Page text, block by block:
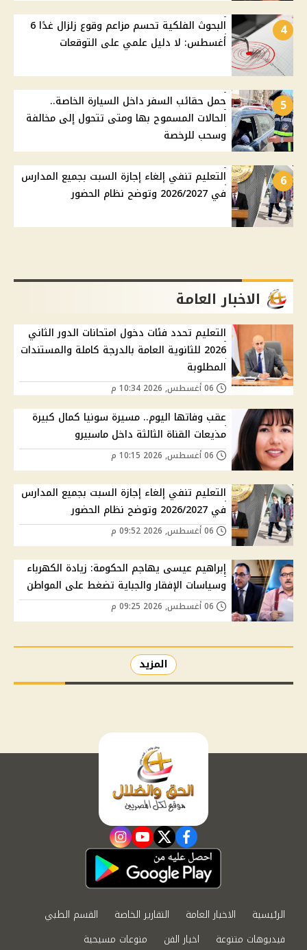
4
البحوث الفلكية تحسم مزاعم وقوع زلزال غدًا 6
أغسطس: لا دليل علمي على التوقعات
5
حمل حقائب السفر داخل السيارة الخاصة..
الحالات المسموح بها ومتى تتحول إلى مخالفة
وسحب للرخصة
6
التعليم تنفي إلغاء إجازة السبت بجميع المدارس
في 2026/2027 وتوضح نظام الحضور
الاخبار العامة
التعليم تحدد فئات دخول امتحانات الدور الثاني
2026 للثانوية العامة بالدرجة كاملة والمستندات
المطلوبة
عقب وفاتها اليوم.. مسيرة سونيا كمال كبيرة
مذيعات القناة الثالثة داخل ماسبيرو
التعليم تنفي إلغاء إجازة السبت بجميع المدارس
في 2026/2027 وتوضح نظام الحضور
إبراهيم عيسى يهاجم الحكومة: زيادة الكهرباء
وسياسات الإفقار والجباية تضغط على المواطن
المزيد
facebook
twitter
youtube
instagram
الرئيسية الاخبار العامة التقارير الخاصة
القسم الطبي
فيديوهات متنوعة
اخبار الفن منوعات مسيحية